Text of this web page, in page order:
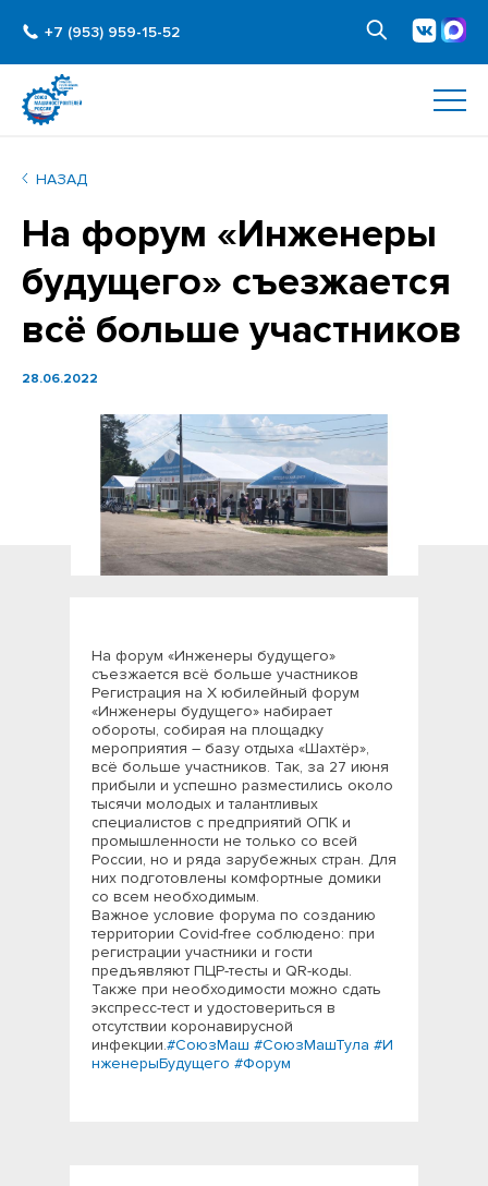
+7 (953) 959-15-52
НАЗАД
На форум «Инженеры
будущего» съезжается
всё больше участников
28.06.2022
На форум «Инженеры будущего»
съезжается всё больше участников
Регистрация на X юбилейный форум
«Инженеры будущего» набирает
обороты, собирая на площадку
мероприятия – базу отдыха «Шахтёр»,
всё больше участников. Так, за 27 июня
прибыли и успешно разместились около
тысячи молодых и талантливых
специалистов с предприятий ОПК и
промышленности не только со всей
России, но и ряда зарубежных стран. Для
них подготовлены комфортные домики
со всем необходимым.
Важное условие форума по созданию
территории Covid-free соблюдено: при
регистрации участники и гости
предъявляют ПЦР-тесты и QR-коды.
Также при необходимости можно сдать
экспресс-тест и удостовериться в
отсутствии коронавирусной
инфекции.#СоюзМаш #СоюзМашТула #И
нженерыБудущего #Форум